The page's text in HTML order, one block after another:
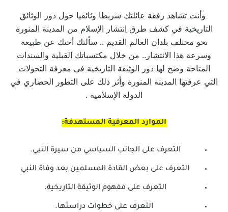
وأنت تشاهد رفقة عائلتك شريطا وثائقيا حول دور الوثائق
التاريخية في كشف طرق اِنتشار الإسلام من المدينة المنورة
نحو مختلف بلدان العالم القديم .. سألتك أختك عن طبيعة
وسرعة هذا الانتشار.. من خلال مكتسباتك القبلية والسندات
المتاحة وضح لها دور الوثيقة التاريخية في معرفة التحولات
التي عرفتها المدينة المنورة وأثر ذلك على التطور الحضاري في
الدولة الإسلامية .
الموارد المعرفية المستهدفة:
التعرف على الجانب السياسي من سيرة النبي.
التعرف على بعض القادة المسلمين بعد وفاة النبي
التعرف على مفهوم الوثيقة التاريخية.
التعرف على خطوات دراستها.